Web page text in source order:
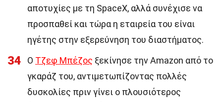
αποτυχίες με τη SpaceX, αλλά συνέχισε να
προσπαθεί και τώρα η εταιρεία του είναι
ηγέτης στην εξερεύνηση του διαστήματος.
34 Ο Τζεφ Μπέζος ξεκίνησε την Amazon από το
γκαράζ του, αντιμετωπίζοντας πολλές
δυσκολίες πριν γίνει ο πλουσιότερος